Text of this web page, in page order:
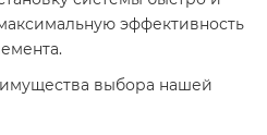
эффективность
выбора нашей